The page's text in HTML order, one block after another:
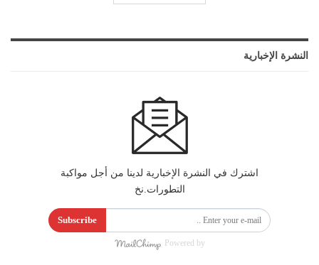
النشرة الإخبارية
اشترك في النشرة الإخبارية لدينا من أجل مواكبة
التطورات.نخ
Subscribe
Powered by